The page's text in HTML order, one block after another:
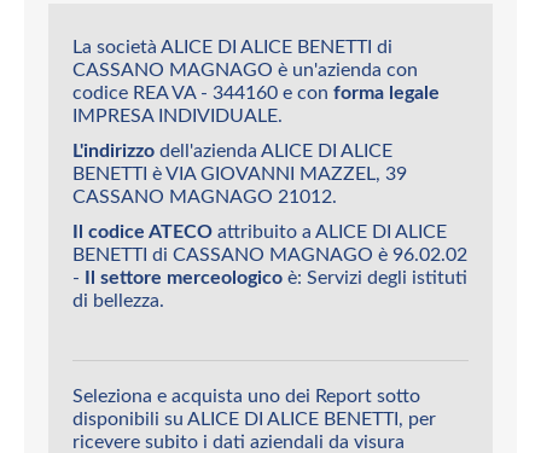
La società ALICE DI ALICE BENETTI di
CASSANO MAGNAGO è un'azienda con
codice REA VA - 344160 e con forma legale
IMPRESA INDIVIDUALE.
L'indirizzo dell'azienda ALICE DI ALICE
BENETTI è VIA GIOVANNI MAZZEL, 39
CASSANO MAGNAGO 21012.
Il codice ATECO attribuito a ALICE DI ALICE
BENETTI di CASSANO MAGNAGO è 96.02.02
- Il settore merceologico è: Servizi degli istituti
di bellezza.
Seleziona e acquista uno dei Report sotto
disponibili su ALICE DI ALICE BENETTI, per
ricevere subito i dati aziendali da visura